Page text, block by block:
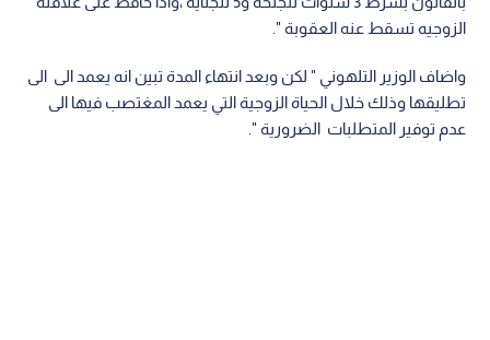
الزوجيه تسقط عنه العقوبة ".
واضاف الوزير التلهوني " لكن وبعد انتهاء المدة تبين انه يعمد الى الى
تطليقها وذلك خلال الحياة الزوجية التي يعمد المغتصب فيها الى
عدم توفير المتطلبات الضرورية ".